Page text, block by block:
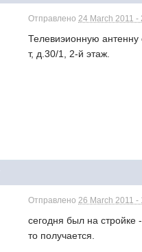
Отправлено24 March 2011 -
Телевиэионную
т, д.30/1, 2-й этаж.
Отправлено26 March 2011 -
сегодня был на стройке
то получается.